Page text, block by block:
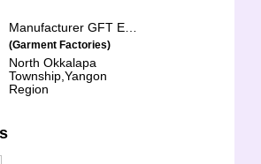
(Garment Factories)
North Okkalapa
Township,Yangon
Region